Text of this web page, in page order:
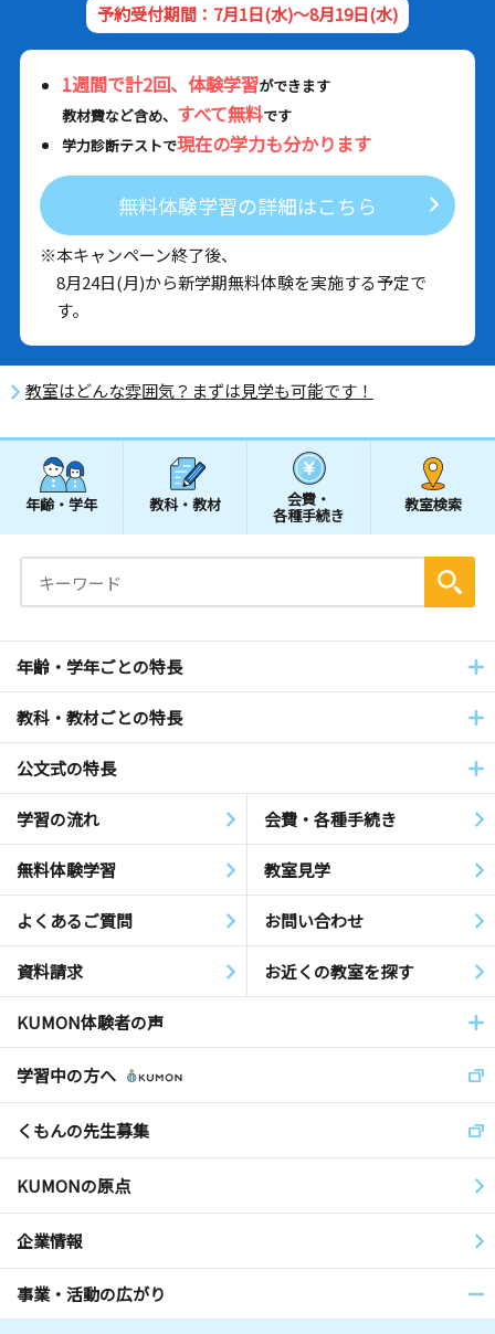
予約受付期間：7月1日(水)～8月19日(水)
1週間で計2回、体験学習ができます
教材費など含め、 すべて無料です
学力診断テストで現在の学力も分かります
無料体験学習の詳細はこちら
※本キャンペーン終了後、
8月24日(月)から新学期無料体験を実施する予定で
す。
教室はどんな雰囲気？まずは見学も可能です！
年齢・学年 教科・教材 会費・
各種手続き
教室検索
年齢・学年ごとの特長
教科・教材ごとの特長
公文式の特長
学習の流れ 会費・各種手続き
無料体験学習 教室見学
よくあるご質問 お問い合わせ
資料請求 お近くの教室を探す
KUMON体験者の声
学習中の方へ
くもんの先生募集
KUMONの原点
企業情報
事業・活動の広がり